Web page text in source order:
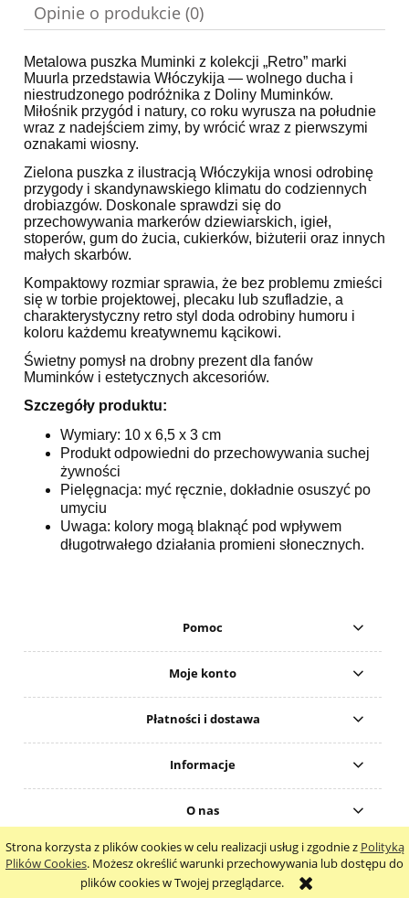
Strona korzysta z plików cookies w celu realizacji usług i zgodnie z Polityką
Plików Cookies. Możesz określić warunki przechowywania lub dostępu do
plików cookies w Twojej przeglądarce.
Opinie o produkcie (0)
Metalowa puszka Muminki z kolekcji „Retro” marki
Muurla przedstawia Włóczykija — wolnego ducha i
niestrudzonego podróżnika z Doliny Muminków.
Miłośnik przygód i natury, co roku wyrusza na południe
wraz z nadejściem zimy, by wrócić wraz z pierwszymi
oznakami wiosny.
Zielona puszka z ilustracją Włóczykija wnosi odrobinę
przygody i skandynawskiego klimatu do codziennych
drobiazgów. Doskonale sprawdzi się do
przechowywania markerów dziewiarskich, igieł,
stoperów, gum do żucia, cukierków, biżuterii oraz innych
małych skarbów.
Kompaktowy rozmiar sprawia, że bez problemu zmieści
się w torbie projektowej, plecaku lub szufladzie, a
charakterystyczny retro styl doda odrobiny humoru i
koloru każdemu kreatywnemu kącikowi.
Świetny pomysł na drobny prezent dla fanów
Muminków i estetycznych akcesoriów.
Szczegóły produktu:
Wymiary: 10 x 6,5 x 3 cm
Produkt odpowiedni do przechowywania suchej
żywności
Pielęgnacja: myć ręcznie, dokładnie osuszyć po
umyciu
Uwaga: kolory mogą blaknąć pod wpływem
długotrwałego działania promieni słonecznych.
Pomoc
Moje konto
Płatności i dostawa
Informacje
O nas
pokaż pełną wersję strony
Sklep internetowy Shoper.pl